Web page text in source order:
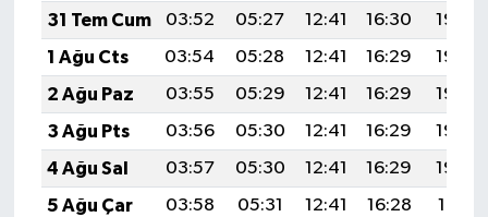
31 Tem Cum
03:52 05:27 12:41 16:30
19:46
1 Ağu Cts
03:54 05:28 12:41 16:29
19:45
2 Ağu Paz
03:55 05:29 12:41 16:29
19:44
3 Ağu Pts
03:56 05:30 12:41 16:29
19:43
4 Ağu Sal
03:57 05:30 12:41 16:29
19:42
5 Ağu Çar
03:58 05:31 12:41 16:28
19:41